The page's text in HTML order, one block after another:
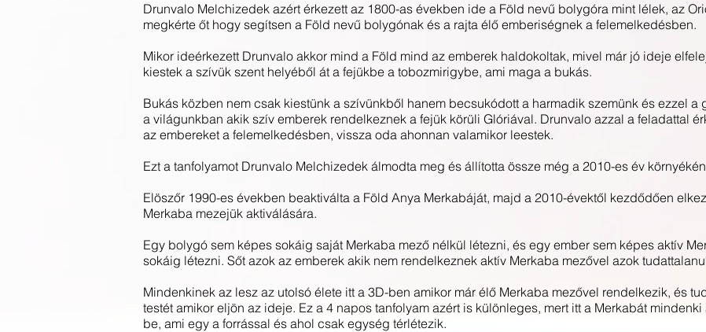
Drunvalo Melchizedek azért érkezett az 1800-as években ide a Föld nevű bolygóra mint lélek, az
megkérte őt hogy segítsen a Föld nevű bolygónak és a rajta élő emberiségnek a felemelkedésben.
Mikor ideérkezett Drunvalo akkor mind a Föld mind az emberek haldokoltak, mivel már jó ideje
kiestek a szívük szent helyéből át a fejükbe a tobozmirigybe, ami maga a bukás.
Bukás közben nem csak kiestünk a szívünkből hanem becsukódott a harmadik szemünk és ezzel
a világunkban akik szív emberek rendelkeznek a fejük körüli Glóriával. Drunvalo azzal a feladattal
az embereket a felemelkedésben, vissza oda ahonnan valamikor leestek.
Ezt a tanfolyamot Drunvalo Melchizedek álmodta meg és állította össze még a 2010-es év
Elöszőr 1990-es években beaktiválta a Föld Anya Merkabáját, majd a 2010-évektől kezdődően
Merkaba mezejük aktiválására.
Egy bolygó sem képes sokáig saját Merkaba mező nélkül létezni, és egy ember sem képes aktív
sokáig létezni. Sőt azok az emberek akik nem rendelkeznek aktív Merkaba mezővel azok
Mindenkinek az lesz az utolsó élete itt a 3D-ben amikor már élő Merkaba mezővel rendelkezik, és
testét amikor eljön az ideje. Ez a 4 napos tanfolyam azért is különleges, mert itt a Merkabát
be, ami egy a forrással és ahol csak egység térlétezik.